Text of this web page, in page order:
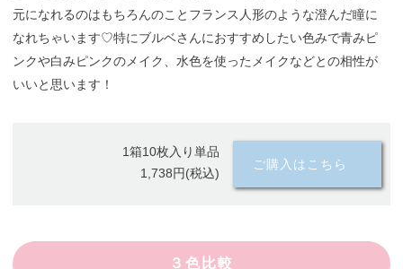
元になれるのはもちろんのことフランス人形のような澄んだ瞳に
なれちゃいます♡特にブルベさんにおすすめしたい色みで青みピ
ンクや白みピンクのメイク、水色を使ったメイクなどとの相性が
いいと思います！
1箱10枚入り単品
1,738円(税込)
ご購入はこちら
３色比較